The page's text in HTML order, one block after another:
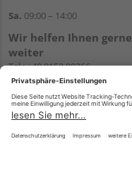
Sa. 09:00 – 14:00
Wir helfen Ihnen gerne
weiter
Tel.:+49 8152 99266
E-Mail:shop@schlecht.de